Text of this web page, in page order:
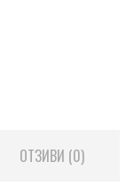
ОТЗИВИ (0)